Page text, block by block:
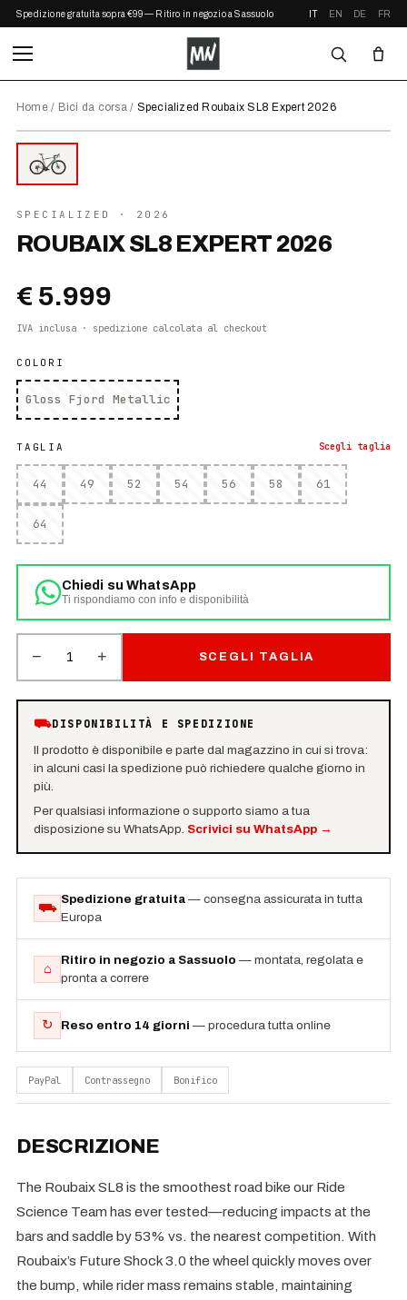
Spedizione gratuita sopra €99 — Ritiro in negozio a Sassuolo IT EN DE FR
Home/ Bici da corsa/ Specialized Roubaix SL8 Expert 2026
2026
⤢ ZOOM
SPECIALIZED · 2026
ROUBAIX SL8 EXPERT 2026
€ 5.999
IVA inclusa · spedizione calcolata al checkout
COLORI
Gloss Fjord Metallic
TAGLIA Scegli taglia
44 49 52 54 56 58 61
64
Chiedi su WhatsApp
Ti rispondiamo con info e disponibilità
− 1 + SCEGLI TAGLIA
⛟DISPONIBILITÀ E SPEDIZIONE
Il prodotto è disponibile e parte dal magazzino in cui si trova:
in alcuni casi la spedizione può richiedere qualche giorno in
più.
Per qualsiasi informazione o supporto siamo a tua
disposizione su WhatsApp. Scrivici su WhatsApp→
⛟
Spedizione gratuita — consegna assicurata in tutta
Europa
⌂
Ritiro in negozio a Sassuolo — montata, regolata e
pronta a correre
↻ Reso entro 14 giorni — procedura tutta online
PayPal Contrassegno Bonifico
DESCRIZIONE
The Roubaix SL8 is the smoothest road bike our Ride
Science Team has ever tested—reducing impacts at the
bars and saddle by 53% vs. the nearest competition. With
Roubaix’s Future Shock 3.0 the wheel quickly moves over
the bump, while rider mass remains stable, maintaining